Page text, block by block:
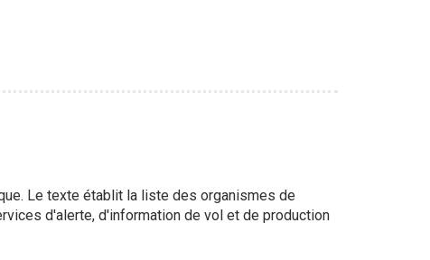
Le texte établit la liste des organismes de
d'alerte, d'information de vol et de production